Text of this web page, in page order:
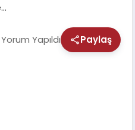
Yapıldı Paylaş